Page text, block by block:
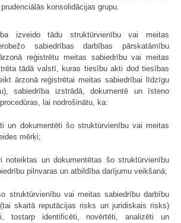
konsolidācijas grupu.
izveido tādu struktūrvienību vai meitas
sabiedrības darbības pārskatāmību
reģistrētu meitas sabiedrību vai meitas
tādā valstī, kuras tiesību akti dod tiesības
ārzonā reģistrētai meitas sabiedrībai līdzīgu
sabiedrība izstrādā, dokumentē un īsteno
lai nodrošinātu, ka:
un dokumentēti šo struktūrvienību vai meitas
mērķi;
noteiktas un dokumentētas šo struktūrvienību
pilnvaras un atbildība darījumu veikšanā;
struktūrvienību vai meitas sabiedrību darbību
skaitā reputācijas risks un juridiskais risks)
tostarp identificēti, novērtēti, analizēti un